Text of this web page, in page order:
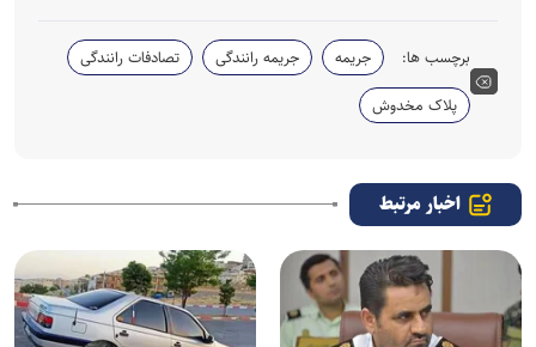
برچسب ها: جریمه جریمه رانندگی
تصادفات رانندگی
پلاک مخدوش
اخبار مرتبط